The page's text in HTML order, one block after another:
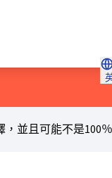
，並且可能不是100